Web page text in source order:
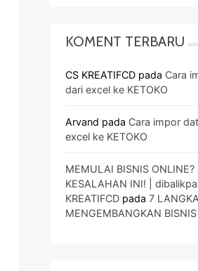
KOMENT TERBARU
CS KREATIFCD pada Cara
dari excel ke KETOKO
Arvand pada Cara impor
excel ke KETOKO
MEMULAI BISNIS ONLINE?
KESALAHAN INI! |
KREATIFCD pada 7
MENGEMBANGKAN BISNIS